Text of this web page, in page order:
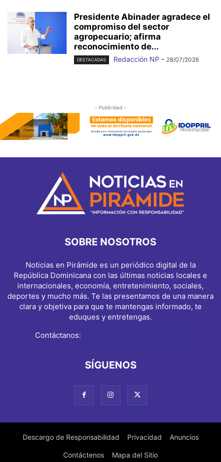
Presidente Abinader agradece el
compromiso del sector
agropecuario; afirma
reconocimiento de...
DESTACADAS Redacción NP - 28/07/2026
- Publicidad -
SOBRE NOSOTROS
Noticias en Pirámide es un periódico digital de la
República Dominicana con las últimas noticias locales e
internacionales, economía, entretenimiento, sociales,
deportes y mucho más. Te las presentamos de una manera
clara y objetiva para que te mantengas informado, te
eduques y entretengas.
Contáctanos:
SÍGUENOS
Descargo de Responsabilidad Privacidad Anuncios
Contáctenos Mapa del Sitio